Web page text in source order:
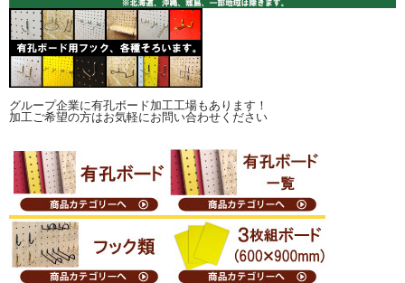
グループ企業に有孔ボード加工工場もあります！
加工ご希望の方はお気軽にお問い合わせください